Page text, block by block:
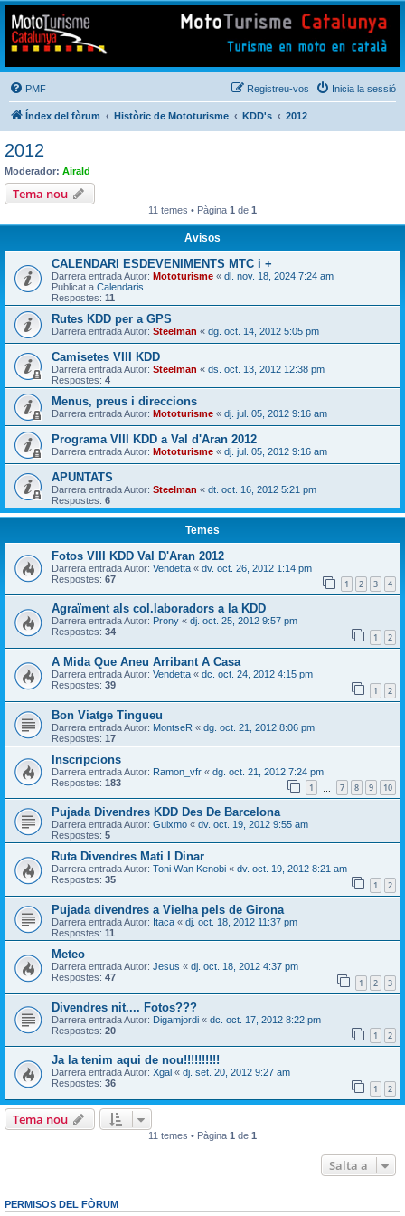
Mototurisme
Turisme en moto en català
PMF Inicia la sessió
Registreu-vos
Índex del fòrum Històric de Mototurisme KDD's 2012
2012
Moderador: Airald
Tema nou
11 temes • Pàgina 1 de 1
Avisos
CALENDARI ESDEVENIMENTS MTC i +
Darrera entrada Autor: Mototurisme « dl. nov. 18, 2024 7:24 am
Publicat a Calendaris
Respostes: 11
Rutes KDD per a GPS
Darrera entrada Autor: Steelman « dg. oct. 14, 2012 5:05 pm
Camisetes VIII KDD
Darrera entrada Autor: Steelman « ds. oct. 13, 2012 12:38 pm
Respostes: 4
Menus, preus i direccions
Darrera entrada Autor: Mototurisme « dj. jul. 05, 2012 9:16 am
Programa VIII KDD a Val d'Aran 2012
Darrera entrada Autor: Mototurisme « dj. jul. 05, 2012 9:16 am
APUNTATS
Darrera entrada Autor: Steelman « dt. oct. 16, 2012 5:21 pm
Respostes: 6
Temes
Fotos VIII KDD Val D'Aran 2012
Darrera entrada Autor: Vendetta « dv. oct. 26, 2012 1:14 pm
Respostes: 67 1 2 3 4
Agraïment als col.laboradors a la KDD
Darrera entrada Autor: Prony « dj. oct. 25, 2012 9:57 pm
Respostes: 34 1 2
A Mida Que Aneu Arribant A Casa
Darrera entrada Autor: Vendetta « dc. oct. 24, 2012 4:15 pm
Respostes: 39 1 2
Bon Viatge Tingueu
Darrera entrada Autor: MontseR « dg. oct. 21, 2012 8:06 pm
Respostes: 17
Inscripcions
Darrera entrada Autor: Ramon_vfr « dg. oct. 21, 2012 7:24 pm
Respostes: 183 1 7 8 9 10
Pujada Divendres KDD Des De Barcelona
Darrera entrada Autor: Guixmo « dv. oct. 19, 2012 9:55 am
Respostes: 5
Ruta Divendres Mati I Dinar
Darrera entrada Autor: Toni Wan Kenobi « dv. oct. 19, 2012 8:21 am
Respostes: 35 1 2
Pujada divendres a Vielha pels de Girona
Darrera entrada Autor: Itaca « dj. oct. 18, 2012 11:37 pm
Respostes: 11
Meteo
Darrera entrada Autor: Jesus « dj. oct. 18, 2012 4:37 pm
Respostes: 47 1 2 3
Divendres nit.... Fotos???
Darrera entrada Autor: Digamjordi « dc. oct. 17, 2012 8:22 pm
Respostes: 20 1 2
Ja la tenim aqui de nou!!!!!!!!!!
Darrera entrada Autor: Xgal « dj. set. 20, 2012 9:27 am
Respostes: 36 1 2
Tema nou
11 temes • Pàgina 1 de 1
Salta a
PERMISOS DEL FÒRUM